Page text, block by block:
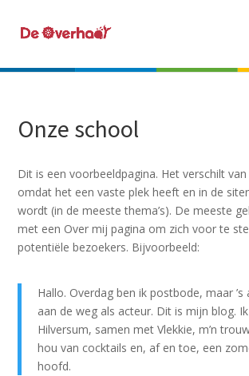
Onze school
Dit is een voorbeeldpagina. Het verschilt
omdat het een vaste plek heeft en in de
wordt (in de meeste thema’s). De meeste
met een Over mij pagina om zich voor te
potentiële bezoekers. Bijvoorbeeld:
Hallo. Overdag ben ik postbode, maar
aan de weg als acteur. Dit is mijn blog.
Hilversum, samen met Vlekkie, m’n
hou van cocktails en, af en toe, een
hoofd.